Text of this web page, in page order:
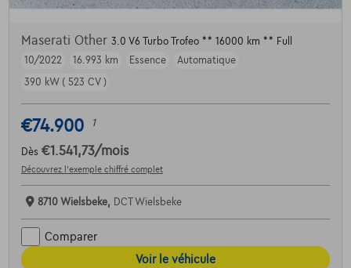
Maserati Other 3.0 V6 Turbo Trofeo ** 16000 km ** Full
10/2022
16.993 km Essence
Automatique
390 kW ( 523 CV )
€74.900 1
Dès €1.541,73/mois
Découvrez l’exemple chiffré complet
8710 Wielsbeke, DCT Wielsbeke
Comparer
Voir le véhicule